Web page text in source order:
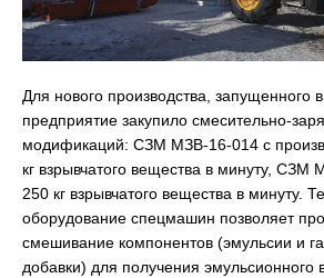
Для нового производства, запущенного
предприятие закупило смесительно-
модификаций: СЗМ МЗВ-16-014 с
кг взрывчатого вещества в минуту,
250 кг взрывчатого вещества в минуту.
оборудование спецмашин позволяет
смешивание компонентов (эмульсии и
добавки) для получения эмульсионного